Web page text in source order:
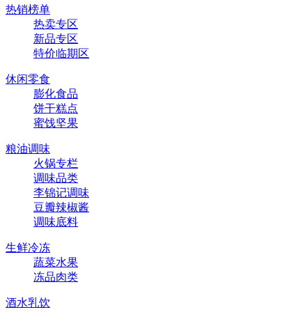
热销榜单
热卖专区
新品专区
特价临期区
休闲零食
膨化食品
饼干糕点
蜜饯坚果
粮油调味
火锅专栏
调味品类
李锦记调味
豆瓣辣椒酱
调味底料
生鲜冷冻
蔬菜水果
冻品肉类
酒水乳饮